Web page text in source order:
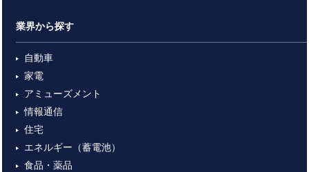
業界から探す
自動車
家電
アミューズメント
情報通信
住宅
エネルギー（蓄電池）
食品・薬品